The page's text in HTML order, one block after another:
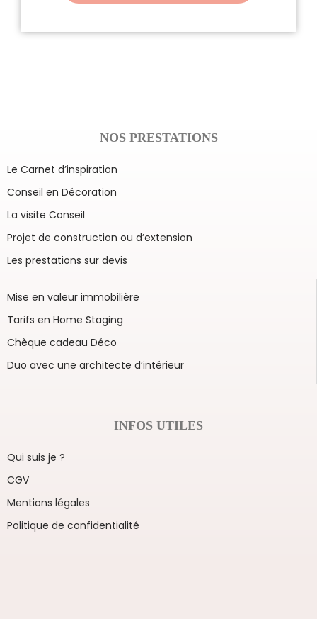
NOS PRESTATIONS
Le Carnet d’inspiration
Conseil en Décoration
La visite Conseil
Projet de construction ou d’extension
Les prestations sur devis
Mise en valeur immobilière
Tarifs en Home Staging
Chèque cadeau Déco
Duo avec une architecte d’intérieur
INFOS UTILES
Qui suis je ?
CGV
Mentions légales
Politique de confidentialité